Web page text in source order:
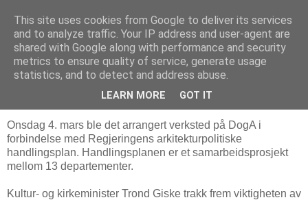
Arkitektur & Miljøteknologi
09 mars 2009
Arbeidet med ny arkitekturpolitikk
Onsdag 4. mars ble det arrangert verksted på DogA i
forbindelse med Regjeringens arkitekturpolitiske
handlingsplan. Handlingsplanen er et samarbeidsprosjekt
mellom 13 departementer.
Kultur- og kirkeminister Trond Giske trakk frem viktigheten av
This site uses cookies from Google to deliver its services
and to analyze traffic. Your IP address and user-agent are
shared with Google along with performance and security
metrics to ensure quality of service, generate usage
statistics, and to detect and address abuse.
LEARN MORE GOT IT